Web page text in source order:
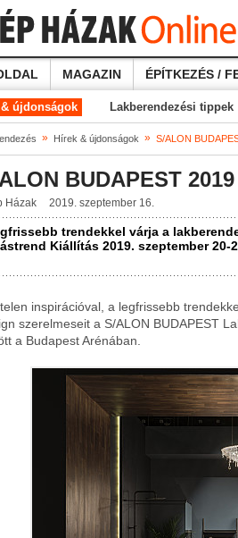
MAGAZIN ÉPÍTKEZÉS /
& újdonságok Lakberendezési tippek
» Hírek & újdonságok » S/ALON
BUDAPEST 2019
Házak 2019. szeptember 16.
trendekkel várja a
Kiállítás 2019. szeptember
inspirációval, a legfrissebb
szerelmeseit a S/ALON BUDAPEST
a Budapest Arénában.